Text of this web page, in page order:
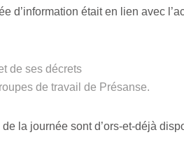
d’information était en lien avec
de ses décrets
de travail de Présanse.
la journée sont d’ors-et-déjà